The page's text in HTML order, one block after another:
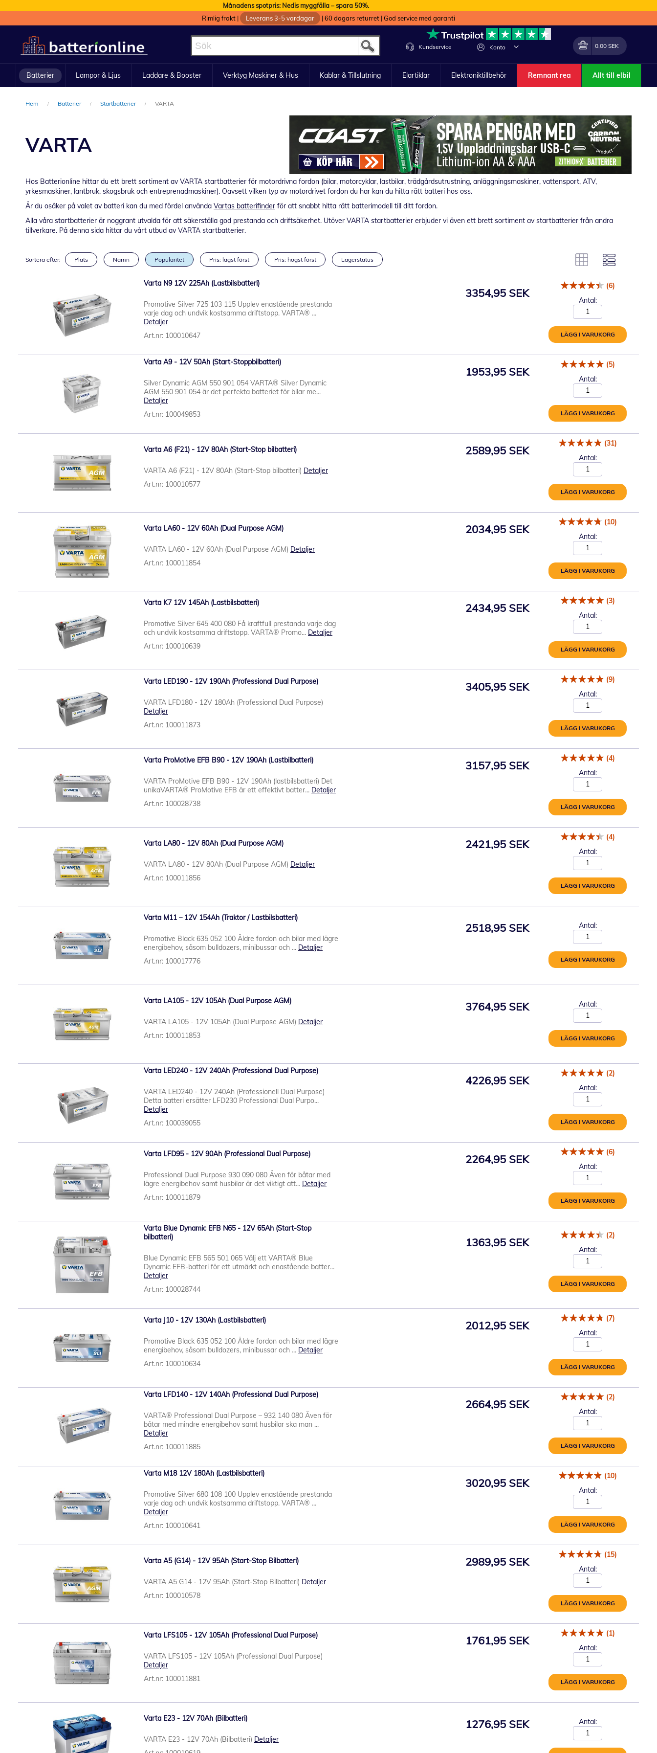
Månadens spotpris: Nedis myggfälla – spara 50%.
Rimlig frakt | Leverans 3-5 vardagar |60 dagars returret |God service med garanti
till
innehållet
Konto Förändra
Min kundvagn
0,00 SEK
Kundservice
Batterier Lampor & Ljus Laddare & Booster Verktyg Maskiner & Hus Kablar & Tillslutning Elartiklar Elektroniktillbehör Remnant rea Allt till elbil
Hem Batterier Startbatterier VARTA
VARTA
Hos Batterionline hittar du ett brett sortiment av VARTA startbatterier för motordrivna fordon (bilar, motorcyklar, lastbilar, trädgårdsutrustning, anläggningsmaskiner, vattensport, ATV,
yrkesmaskiner, lantbruk, skogsbruk och entreprenadmaskiner). Oavsett vilken typ av motordrivet fordon du har kan du hitta rätt batteri hos oss.
Är du osäker på valet av batteri kan du med fördel använda Vartas batterifinder för att snabbt hitta rätt batterimodell till ditt fordon.
Alla våra startbatterier är noggrant utvalda för att säkerställa god prestanda och driftsäkerhet. Utöver VARTA startbatterier erbjuder vi även ett brett sortiment av startbatterier från andra
tillverkare. På denna sida hittar du vårt utbud av VARTA startbatterier.
Sortera efter: Plats Namn Popularitet Pris: lägst först Pris: högst först Lagerstatus
Varta N9 12V 225Ah (Lastbilsbatteri)
Promotive Silver 725 103 115 Upplev enastående prestanda
varje dag och undvik kostsamma driftstopp. VARTA® ...
Detaljer
Art.nr: 100010647
3354,95 SEK
(6)
Antal:
LÄGG I VARUKORG
Varta A9 - 12V 50Ah (Start-Stoppbilbatteri)
Silver Dynamic AGM 550 901 054 VARTA® Silver Dynamic
AGM 550 901 054 är det perfekta batteriet för bilar me...
Detaljer
Art.nr: 100049853
1953,95 SEK
(5)
Antal:
LÄGG I VARUKORG
Varta A6 (F21) - 12V 80Ah (Start-Stop bilbatteri)
VARTA A6 (F21) - 12V 80Ah (Start-Stop bilbatteri) Detaljer
Art.nr: 100010577
2589,95 SEK
(31)
Antal:
LÄGG I VARUKORG
Varta LA60 - 12V 60Ah (Dual Purpose AGM)
VARTA LA60 - 12V 60Ah (Dual Purpose AGM) Detaljer
Art.nr: 100011854
2034,95 SEK
(10)
Antal:
LÄGG I VARUKORG
Varta K7 12V 145Ah (Lastbilsbatteri)
Promotive Silver 645 400 080 Få kraftfull prestanda varje dag
och undvik kostsamma driftstopp. VARTA® Promo... Detaljer
Art.nr: 100010639
2434,95 SEK
(3)
Antal:
LÄGG I VARUKORG
Varta LED190 - 12V 190Ah (Professional Dual Purpose)
VARTA LFD180 - 12V 180Ah (Professional Dual Purpose)
Detaljer
Art.nr: 100011873
3405,95 SEK
(9)
Antal:
LÄGG I VARUKORG
Varta ProMotive EFB B90 - 12V 190Ah (Lastbilbatteri)
VARTA ProMotive EFB B90 - 12V 190Ah (lastbilsbatteri) Det
unikaVARTA® ProMotive EFB är ett effektivt batter... Detaljer
Art.nr: 100028738
3157,95 SEK
(4)
Antal:
LÄGG I VARUKORG
Varta LA80 - 12V 80Ah (Dual Purpose AGM)
VARTA LA80 - 12V 80Ah (Dual Purpose AGM) Detaljer
Art.nr: 100011856
2421,95 SEK
(4)
Antal:
LÄGG I VARUKORG
Varta M11 – 12V 154Ah (Traktor / Lastbilsbatteri)
Promotive Black 635 052 100 Äldre fordon och bilar med lägre
energibehov, såsom bulldozers, minibussar och ... Detaljer
Art.nr: 100017776
2518,95 SEK Antal:
LÄGG I VARUKORG
Varta LA105 - 12V 105Ah (Dual Purpose AGM)
VARTA LA105 - 12V 105Ah (Dual Purpose AGM) Detaljer
Art.nr: 100011853
3764,95 SEK Antal:
LÄGG I VARUKORG
Varta LED240 - 12V 240Ah (Professional Dual Purpose)
VARTA LED240 - 12V 240Ah (Professionell Dual Purpose)
Detta batteri ersätter LFD230 Professional Dual Purpo...
Detaljer
Art.nr: 100039055
4226,95 SEK
(2)
Antal:
LÄGG I VARUKORG
Varta LFD95 - 12V 90Ah (Professional Dual Purpose)
Professional Dual Purpose 930 090 080 Även för båtar med
lägre energibehov samt husbilar är det viktigt att... Detaljer
Art.nr: 100011879
2264,95 SEK
(6)
Antal:
LÄGG I VARUKORG
Varta Blue Dynamic EFB N65 - 12V 65Ah (Start-Stop
bilbatteri)
Blue Dynamic EFB 565 501 065 Välj ett VARTA® Blue
Dynamic EFB-batteri för ett utmärkt och enastående batter...
Detaljer
Art.nr: 100028744
1363,95 SEK
(2)
Antal:
LÄGG I VARUKORG
Varta J10 - 12V 130Ah (Lastbilsbatteri)
Promotive Black 635 052 100 Äldre fordon och bilar med lägre
energibehov, såsom bulldozers, minibussar och ... Detaljer
Art.nr: 100010634
2012,95 SEK
(7)
Antal:
LÄGG I VARUKORG
Varta LFD140 - 12V 140Ah (Professional Dual Purpose)
VARTA® Professional Dual Purpose – 932 140 080 Även för
båtar med mindre energibehov samt husbilar ska man ...
Detaljer
Art.nr: 100011885
2664,95 SEK
(2)
Antal:
LÄGG I VARUKORG
Varta M18 12V 180Ah (Lastbilsbatteri)
Promotive Silver 680 108 100 Upplev enastående prestanda
varje dag och undvik kostsamma driftstopp. VARTA® ...
Detaljer
Art.nr: 100010641
3020,95 SEK
(10)
Antal:
LÄGG I VARUKORG
Varta A5 (G14) - 12V 95Ah (Start-Stop Bilbatteri)
VARTA A5 G14 - 12V 95Ah (Start-Stop Bilbatteri) Detaljer
Art.nr: 100010578
2989,95 SEK
(15)
Antal:
LÄGG I VARUKORG
Varta LFS105 - 12V 105Ah (Professional Dual Purpose)
VARTA LFS105 - 12V 105Ah (Professional Dual Purpose)
Detaljer
Art.nr: 100011881
1761,95 SEK
(1)
Antal:
LÄGG I VARUKORG
Varta E23 - 12V 70Ah (Bilbatteri)
VARTA E23 - 12V 70Ah (Bilbatteri) Detaljer
1276,95 SEK Antal: